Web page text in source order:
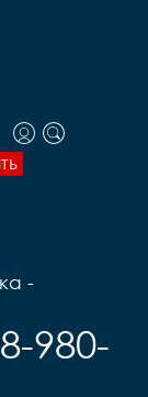
-
980-